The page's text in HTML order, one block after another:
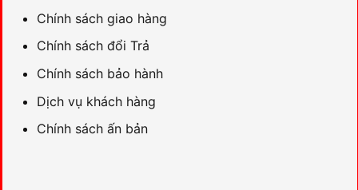
Chính sách giao hàng
Chính sách đổi Trả
Chính sách bảo hành
Dịch vụ khách hàng
Chính sách ấn bản